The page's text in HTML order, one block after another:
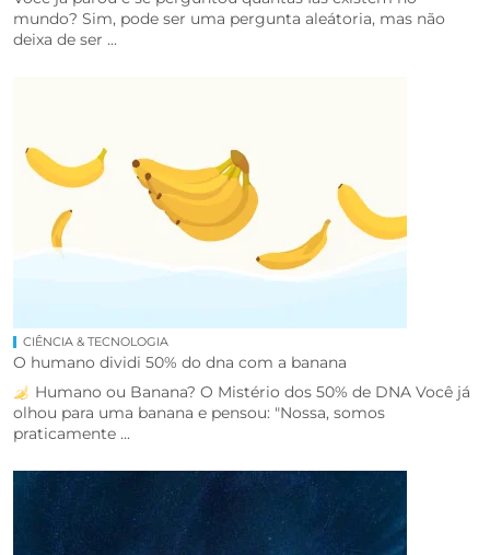
mundo? Sim, pode ser uma pergunta aleátoria, mas não
deixa de ser ...
CIÊNCIA & TECNOLOGIA
O humano dividi 50% do dna com a banana
Humano ou Banana? O Mistério dos 50% de DNA Você já
olhou para uma banana e pensou: "Nossa, somos
praticamente ...